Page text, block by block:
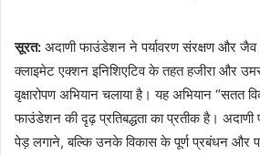
a
n
e
m
सूरत: अदाणी फाउंडेशन ने पर्यावरण संरक्षण और जैव
क्लाइमेट एक्शन इनिशिएटिव के तहत हजीरा और
वृक्षारोपण अभियान चलाया है। यह अभियान “सतत
फाउंडेशन की दृढ़ प्रतिबद्धता का प्रतीक है।
पेड़ लगाने, बल्कि उनके विकास के पूर्ण प्रबंधन और